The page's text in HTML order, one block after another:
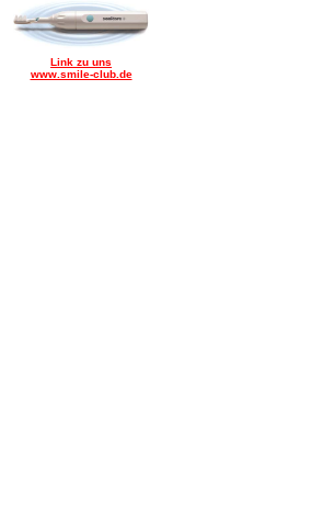
Link zu uns
www.smile-club.de